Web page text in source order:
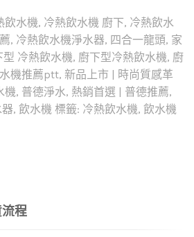
飲水機, 冷熱飲水機 廚下, 冷熱飲水
, 冷熱飲水機淨水器, 四合一龍頭, 家
型 冷熱飲水機, 廚下型冷熱飲水機, 廚
機推薦ptt, 新品上市 | 時尚質感革
機, 普德淨水, 熱銷首選 | 普德推薦,
, 飲水機 標籤: 冷熱飲水機, 飲水機
程